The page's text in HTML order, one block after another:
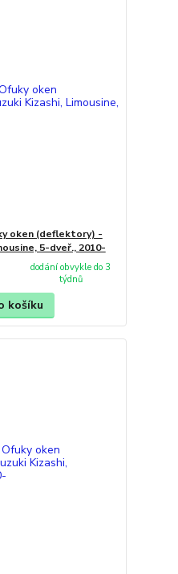
oken (deflektory) -
5-dveř., 2010-
dodání obvykle do 3
týdnů
košíku